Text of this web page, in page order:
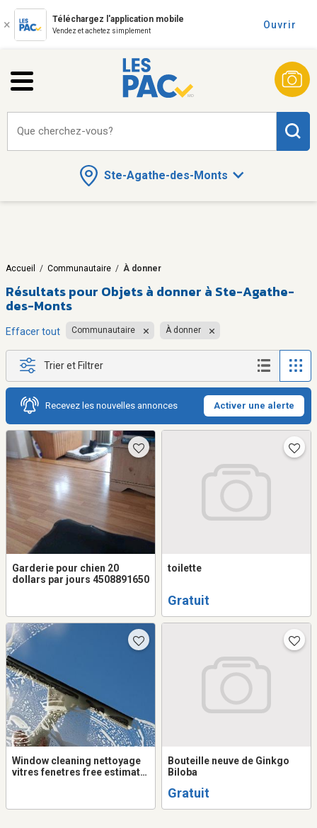
Téléchargez l'application mobile
Vendez et achetez simplement
Ouvrir
Ste-Agathe-des-Monts
Que cherchez-vous?
Accueil / Communautaire / À donner
Résultats pour Objets à donner à Ste-Agathe-
des-Monts
Effacer tout Communautaire À donner
Trier et Filtrer
Recevez les nouvelles annonces Activer une alerte
Garderie pour chien 20
dollars par jours 4508891650
toilette
Gratuit
Window cleaning nettoyage
vitres fenetres free estimate
Bouteille neuve de Ginkgo
Biloba
Gratuit